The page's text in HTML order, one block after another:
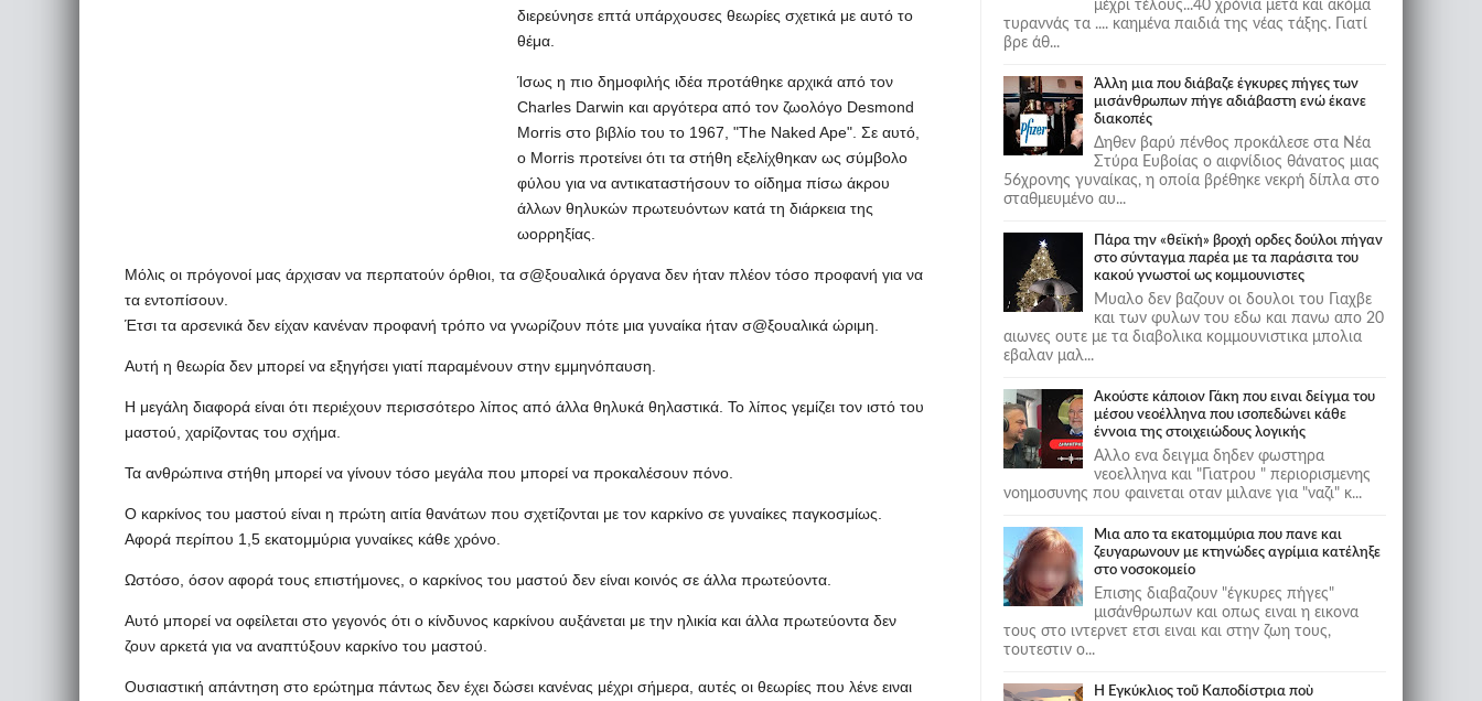
διερεύνησε επτά υπάρχουσες θεωρίες σχετικά με αυτό το
θέμα.
Ίσως η πιο δημοφιλής ιδέα προτάθηκε αρχικά από τον
Charles Darwin και αργότερα από τον ζωολόγο Desmond
Morris στο βιβλίο του το 1967, "The Naked Ape". Σε αυτό,
ο Morris προτείνει ότι τα στήθη εξελίχθηκαν ως σύμβολο
φύλου για να αντικαταστήσουν το οίδημα πίσω άκρου
άλλων θηλυκών πρωτευόντων κατά τη διάρκεια της
ωορρηξίας.
Μόλις οι πρόγονοί μας άρχισαν να περπατούν όρθιοι, τα σ@ξουαλικά όργανα δεν ήταν πλέον τόσο προφανή για να
τα εντοπίσουν.
Έτσι τα αρσενικά δεν είχαν κανέναν προφανή τρόπο να γνωρίζουν πότε μια γυναίκα ήταν σ@ξουαλικά ώριμη.
Αυτή η θεωρία δεν μπορεί να εξηγήσει γιατί παραμένουν στην εμμηνόπαυση.
Η μεγάλη διαφορά είναι ότι περιέχουν περισσότερο λίπος από άλλα θηλυκά θηλαστικά. Το λίπος γεμίζει τον ιστό του
μαστού, χαρίζοντας του σχήμα.
Τα ανθρώπινα στήθη μπορεί να γίνουν τόσο μεγάλα που μπορεί να προκαλέσουν πόνο.
Ο καρκίνος του μαστού είναι η πρώτη αιτία θανάτων που σχετίζονται με τον καρκίνο σε γυναίκες παγκοσμίως.
Αφορά περίπου 1,5 εκατομμύρια γυναίκες κάθε χρόνο.
Ωστόσο, όσον αφορά τους επιστήμονες, ο καρκίνος του μαστού δεν είναι κοινός σε άλλα πρωτεύοντα.
Αυτό μπορεί να οφείλεται στο γεγονός ότι ο κίνδυνος καρκίνου αυξάνεται με την ηλικία και άλλα πρωτεύοντα δεν
ζουν αρκετά για να αναπτύξουν καρκίνο του μαστού.
Ουσιαστική απάντηση στο ερώτημα πάντως δεν έχει δώσει κανένας μέχρι σήμερα, αυτές οι θεωρίες που λένε ειναι
μέχρι τέλους...40 χρόνια μετά και ακόμα
τυραννάς τα .... καημένα παιδιά της νέας τάξης. Γιατί
βρε άθ...
Άλλη μια που διάβαζε έγκυρες πήγες των
μισάνθρωπων πήγε αδιάβαστη ενώ έκανε
διακοπές
Δηθεν βαρύ πένθος προκάλεσε στα Νέα
Στύρα Ευβοίας ο αιφνίδιος θάνατος μιας
56χρονης γυναίκας, η οποία βρέθηκε νεκρή δίπλα στο
σταθμευμένο αυ...
Πάρα την «θεϊκή» βροχή ορδες δούλοι πήγαν
στο σύνταγμα παρέα με τα παράσιτα του
κακού γνωστοί ως κομμουνιστες
Μυαλο δεν βαζουν οι δουλοι του Γιαχβε
και των φυλων του εδω και πανω απο 20
αιωνες ουτε με τα διαβολικα κομμουνιστικα μπολια
εβαλαν μαλ...
Ακούστε κάποιον Γάκη που ειναι δείγμα του
μέσου νεοέλληνα που ισοπεδώνει κάθε
έννοια της στοιχειώδους λογικής
Αλλο ενα δειγμα δηδεν φωστηρα
νεοελληνα και "Γιατρου " περιορισμενης
νοημοσυνης που φαινεται οταν μιλανε για "ναζι" κ...
Μια απο τα εκατομμύρια που πανε και
ζευγαρωνουν με κτηνώδες αγρίμια κατέληξε
στο νοσοκομείο
Επισης διαβαζουν "έγκυρες πήγες"
μισάνθρωπων και οπως ειναι η εικονα
τους στο ιντερνετ ετσι ειναι και στην ζωη τους,
τουτεστιν ο...
Ἡ Ἐγκύκλιος τοῦ Καποδίστρια ποὺ